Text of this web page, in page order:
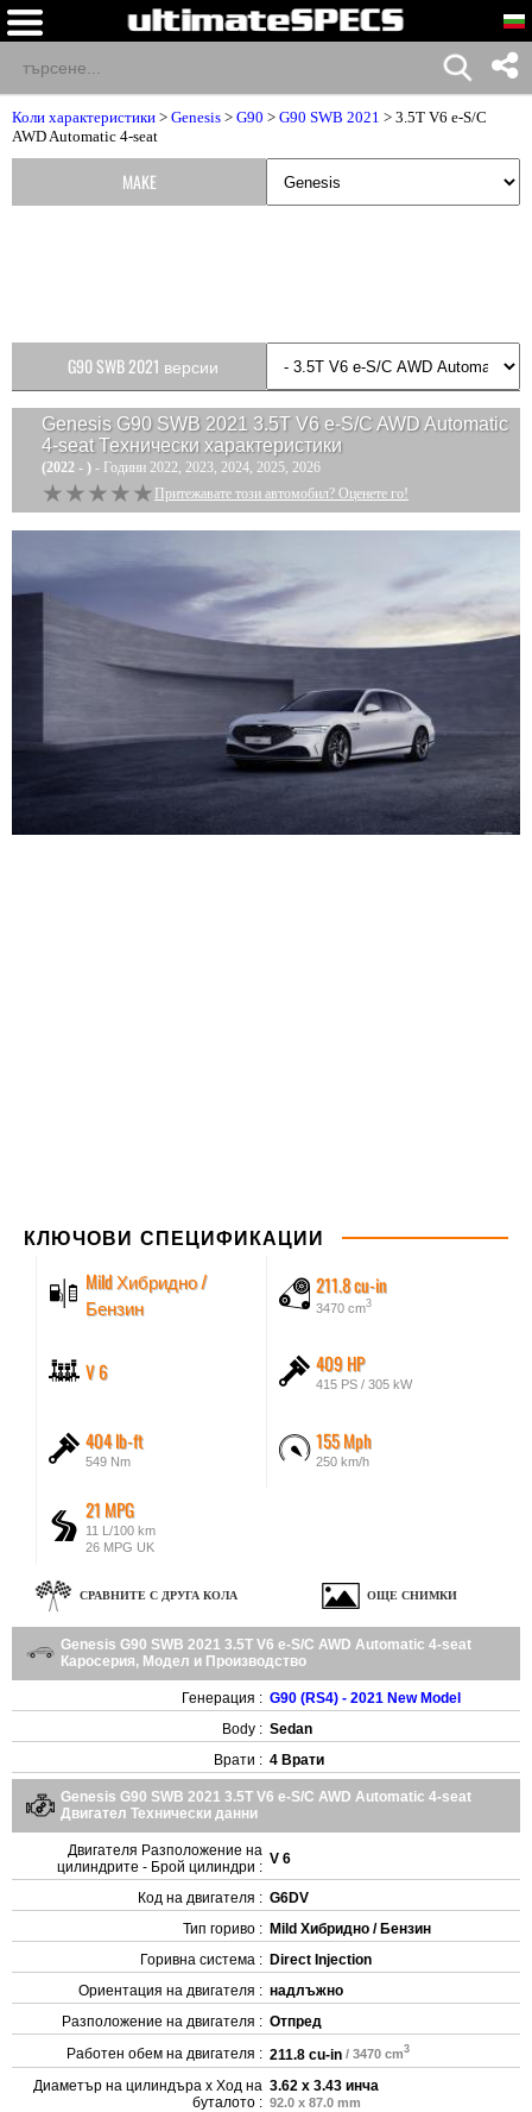
Коли характеристики > Genesis > G90 > G90 SWB 2021 > 3.5T V6 e-S/C
AWD Automatic 4-seat
Genesis G90 SWB 2021 3.5T V6 e-S/C AWD Automatic
4-seatТехнически характеристики
(2022 - ) - Години 2022, 2023, 2024, 2025, 2026
★★★★★
★★★★★ Притежавате този автомобил? Оценете го!
КЛЮЧОВИ СПЕЦИФИКАЦИИ
Mild Хибридно /
Бензин
211.8 cu-in
3470 cm3
V 6 409 HP
415 PS / 305 kW
404 lb-ft
549 Nm
155 Mph
250 km/h
21 MPG
11 L/100 km
26 MPG UK
СРАВНИТЕ С ДРУГА КОЛА ОЩЕ СНИМКИ
Genesis G90 SWB 2021 3.5T V6 e-S/C AWD Automatic 4-seat
Каросерия, Модел и Производство
Генерация : G90 (RS4) - 2021 New Model
Body : Sedan
Врати : 4 Врати
Genesis G90 SWB 2021 3.5T V6 e-S/C AWD Automatic 4-seat
Двигател Технически данни
Двигателя Разположение на
цилиндрите - Брой цилиндри : V 6
Код на двигателя : G6DV
Тип гориво : Mild Хибридно / Бензин
Горивна система : Direct Injection
Ориентация на двигателя : надлъжно
Разположение на двигателя : Отпред
Работен обем на двигателя : 211.8 cu-in / 3470 cm3
Диаметър на цилиндъра x Ход на
буталото :
3.62 x 3.43 инча
92.0 x 87.0 mm
MAKE
G90 SWB 2021 версии